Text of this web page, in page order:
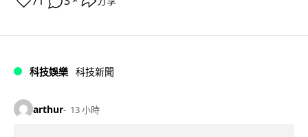
科技娛樂 科技新聞
arthur 13 小時